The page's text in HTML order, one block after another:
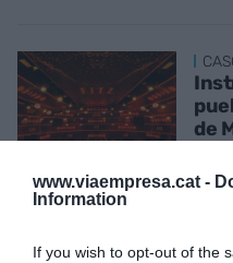
www.viaempresa.cat -
Information
If you wish to opt-out of the
de